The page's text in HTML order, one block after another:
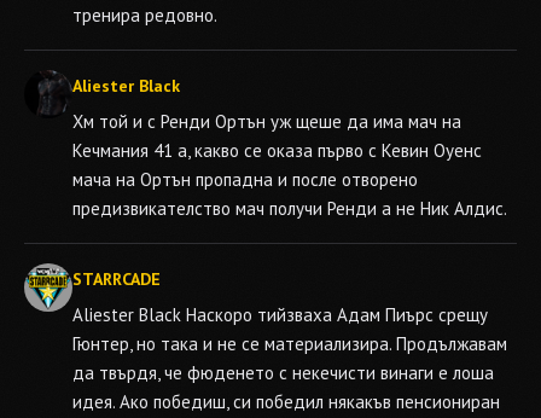
тренира редовно.
Aliester Black
Хм той и с Ренди Ортън уж щеше да има мач на
Кечмания 41 а, какво се оказа първо с Кевин Оуенс
мача на Ортън пропадна и после отворено
предизвикателство мач получи Ренди а не Ник Алдис.
STARRCADE
Aliester Black Наскоро тийзваха Адам Пиърс срещу
Гюнтер, но така и не се материализира. Продължавам
да твърдя, че фюденето с некечисти винаги е лоша
идея. Ако победиш, си победил някакъв пенсиониран